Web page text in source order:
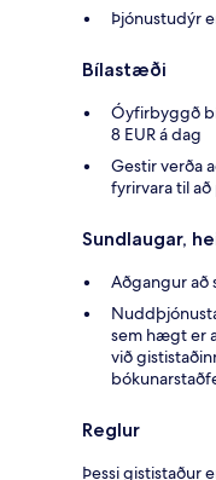
Þjónustudýr
Bílastæði
Óyfirbyggð
8 EUR á dag
Gestir verða
fyrirvara til
Sundlaugar,
Aðgangur að
sem hægt er
við
Reglur
Þessi gististaður